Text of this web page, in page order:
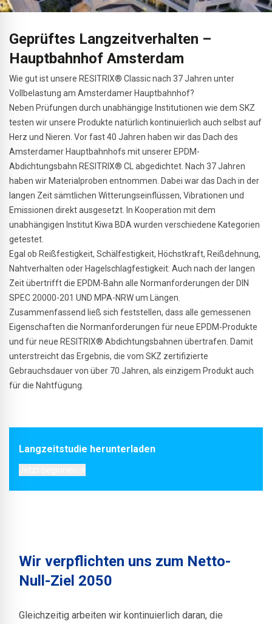
Geprüftes Langzeitverhalten –
Hauptbahnhof Amsterdam
Wie gut ist unsere RESITRIX® Classic nach 37 Jahren unter
Vollbelastung am Amsterdamer Hauptbahnhof?
Neben Prüfungen durch unabhängige Institutionen wie dem SKZ
testen wir unsere Produkte natürlich kontinuierlich auch selbst auf
Herz und Nieren. Vor fast 40 Jahren haben wir das Dach des
Amsterdamer Hauptbahnhofs mit unserer EPDM-
Abdichtungsbahn RESITRIX® CL abgedichtet. Nach 37 Jahren
haben wir Materialproben entnommen. Dabei war das Dach in der
langen Zeit sämtlichen Witterungseinflüssen, Vibrationen und
Emissionen direkt ausgesetzt. In Kooperation mit dem
unabhängigen Institut Kiwa BDA wurden verschiedene Kategorien
getestet.
Egal ob Reißfestigkeit, Schälfestigkeit, Höchstkraft, Reißdehnung,
Nahtverhalten oder Hagelschlagfestigkeit: Auch nach der langen
Zeit übertrifft die EPDM-Bahn alle Normanforderungen der DIN
SPEC 20000-201 UND MPA-NRW um Längen.
Zusammenfassend ließ sich feststellen, dass alle gemessenen
Eigenschaften die Normanforderungen für neue EPDM-Produkte
und für neue RESITRIX® Abdichtungsbahnen übertrafen. Damit
unterstreicht das Ergebnis, die vom SKZ zertifizierte
Gebrauchsdauer von über 70 Jahren, als einzigem Produkt auch
für die Nahtfügung.
Langzeitstudie herunterladen
Gleichzeitig arbeiten wir kontinuierlich daran, die
Wir verpflichten uns zum Netto-
Null-Ziel 2050